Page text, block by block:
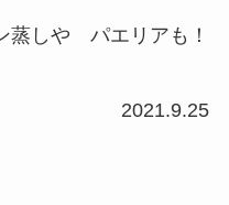
蒸しや パエリアも！
2021.9.25